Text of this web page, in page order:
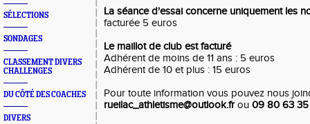
SÉLECTIONS
SONDAGES
CLASSEMENT DIVERS
CHALLENGES
DU CÔTÉ DES COACHES
DIVERS
La séance d'essai concerne uniquement les
facturée 5 euros
Le maillot de club est facturé
Adhérent de moins de 11 ans : 5 euros
Adhérent de 10 et plus : 15 euros
Pour toute information vous pouvez nous
rueilac_athletisme@outlook.frou 09 80 63 35